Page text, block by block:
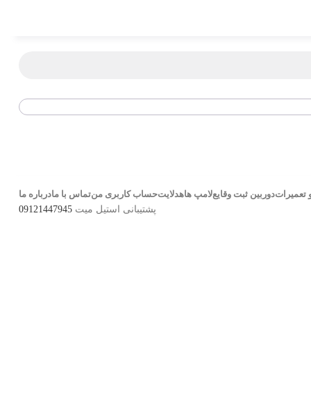
تعمیراتدوربین ثبت وقایعلامپ هاهدلایتحساب کاربری منتماس با مادرباره ما
پشتیبانی استیل میت 09121447945